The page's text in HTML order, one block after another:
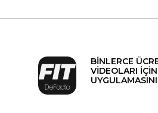
BİNLERCE
VİDEOLARI
UYGULAMASINI